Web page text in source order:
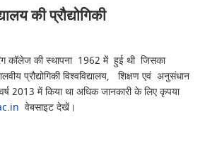
की प्रौद्योगिकी
कॉलेज की स्थापना 1962 में हुई थी जिसका
प्रौद्योगिकी विश्वविद्यालय, शिक्षण एवं अनुसंधान
2013 में किया था अधिक जानकारी के लिए कृपया
वेबसाइट देखें।